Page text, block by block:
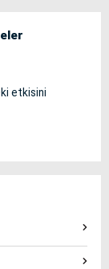
etkisini